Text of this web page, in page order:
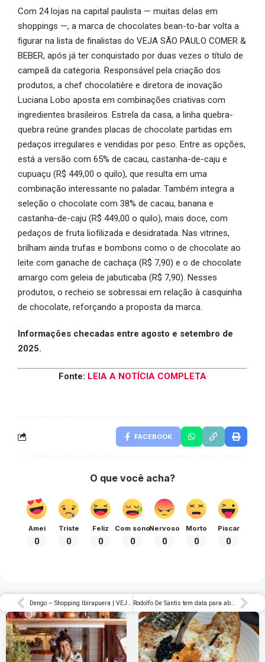
Com 24 lojas na capital paulista — muitas delas em
shoppings —, a marca de chocolates bean-to-bar volta a
figurar na lista de finalistas do VEJA SÃO PAULO COMER &
BEBER, após já ter conquistado por duas vezes o título de
campeã da categoria. Responsável pela criação dos
produtos, a chef chocolatière e diretora de inovação
Luciana Lobo aposta em combinações criativas com
ingredientes brasileiros. Estrela da casa, a linha quebra-
quebra reúne grandes placas de chocolate partidas em
pedaços irregulares e vendidas por peso. Entre as opções,
está a versão com 65% de cacau, castanha-de-caju e
cupuaçu (R$ 449,00 o quilo), que resulta em uma
combinação interessante no paladar. Também integra a
seleção o chocolate com 38% de cacau, banana e
castanha-de-caju (R$ 449,00 o quilo), mais doce, com
pedaços de fruta liofilizada e desidratada. Nas vitrines,
brilham ainda trufas e bombons como o de chocolate ao
leite com ganache de cachaça (R$ 7,90) e o de chocolate
amargo com geleia de jabuticaba (R$ 7,90). Nesses
produtos, o recheio se sobressai em relação à casquinha
de chocolate, reforçando a proposta da marca.
Informações checadas entre agosto e setembro de
2025.
Fonte: LEIA A NOTÍCIA COMPLETA
FACEBOOK
O que você acha?
Amei
0
Triste
0
Feliz
0
Com sono
0
Nervoso
0
Morto
0
Piscar
0
Dengo – Shopping Ibirapuera | VEJA SÃO PAULO Rodolfo De Santis tem data para abrir a Santino Trattoria, no Itaim Bibi | Blog do Lorençato